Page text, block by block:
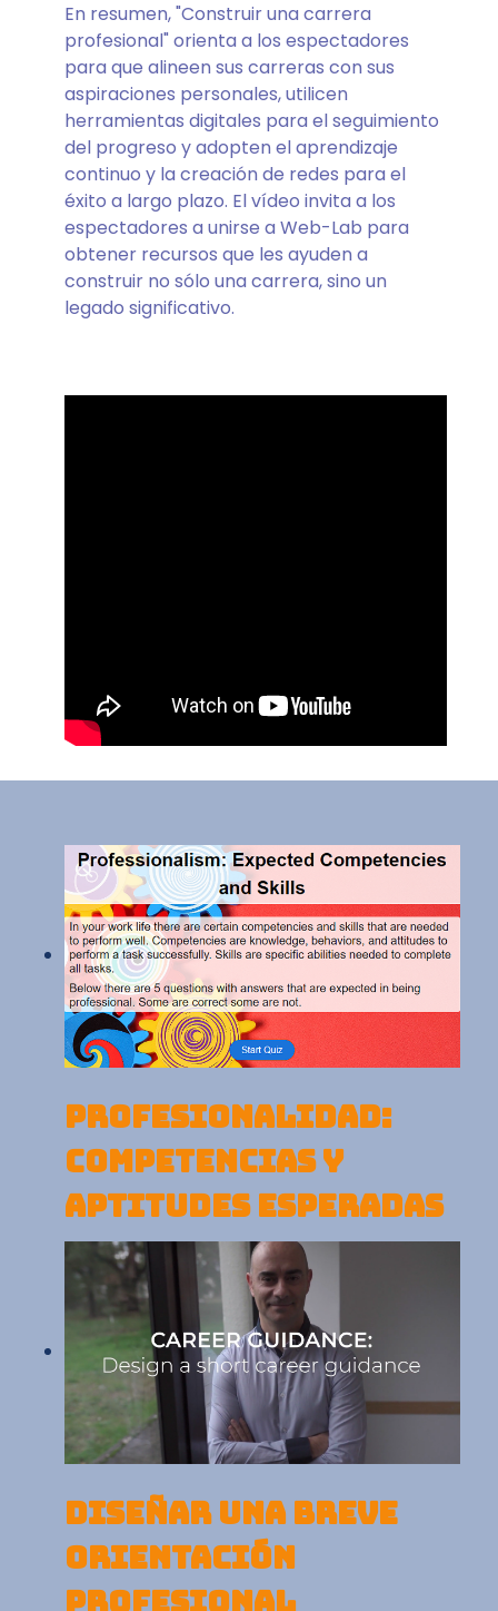
En resumen, "Construir una carrera
profesional" orienta a los espectadores
para que alineen sus carreras con sus
aspiraciones personales, utilicen
herramientas digitales para el seguimiento
del progreso y adopten el aprendizaje
continuo y la creación de redes para el
éxito a largo plazo. El vídeo invita a los
espectadores a unirse a Web-Lab para
obtener recursos que les ayuden a
construir no sólo una carrera, sino un
legado significativo.
PROFESIONALIDAD:
COMPETENCIAS Y
APTITUDES ESPERADAS
DISEÑAR UNA BREVE
ORIENTACIÓN
PROFESIONAL